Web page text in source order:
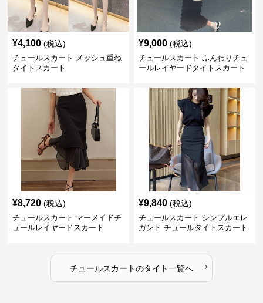
¥4,100 (税込)
チュールスカート メッシュ重ね
タイトスカート
¥9,000 (税込)
チュールスカート ふんわりチュ
ールレイヤードタイトスカート
¥8,720 (税込)
チュールスカート マーメイドチ
ュールレイヤードスカート
¥9,840 (税込)
チュールスカート シンプルエレ
ガント チュールタイトスカート
チュールスカートのタイト一覧へ ›